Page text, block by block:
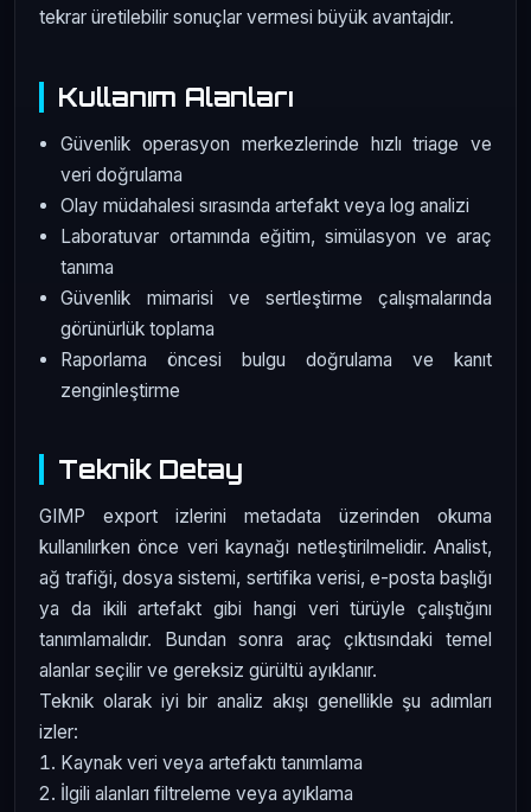
tekrar üretilebilir sonuçlar vermesi büyük avantajdır.
Kullanım Alanları
Güvenlik operasyon merkezlerinde hızlı triage ve
veri doğrulama
Olay müdahalesi sırasında artefakt veya log analizi
Laboratuvar ortamında eğitim, simülasyon ve araç
tanıma
Güvenlik mimarisi ve sertleştirme çalışmalarında
görünürlük toplama
Raporlama öncesi bulgu doğrulama ve kanıt
zenginleştirme
Teknik Detay
GIMP export izlerini metadata üzerinden okuma
kullanılırken önce veri kaynağı netleştirilmelidir. Analist,
ağ trafiği, dosya sistemi, sertifika verisi, e-posta başlığı
ya da ikili artefakt gibi hangi veri türüyle çalıştığını
tanımlamalıdır. Bundan sonra araç çıktısındaki temel
alanlar seçilir ve gereksiz gürültü ayıklanır.
Teknik olarak iyi bir analiz akışı genellikle şu adımları
izler:
Kaynak veri veya artefaktı tanımlama
İlgili alanları filtreleme veya ayıklama